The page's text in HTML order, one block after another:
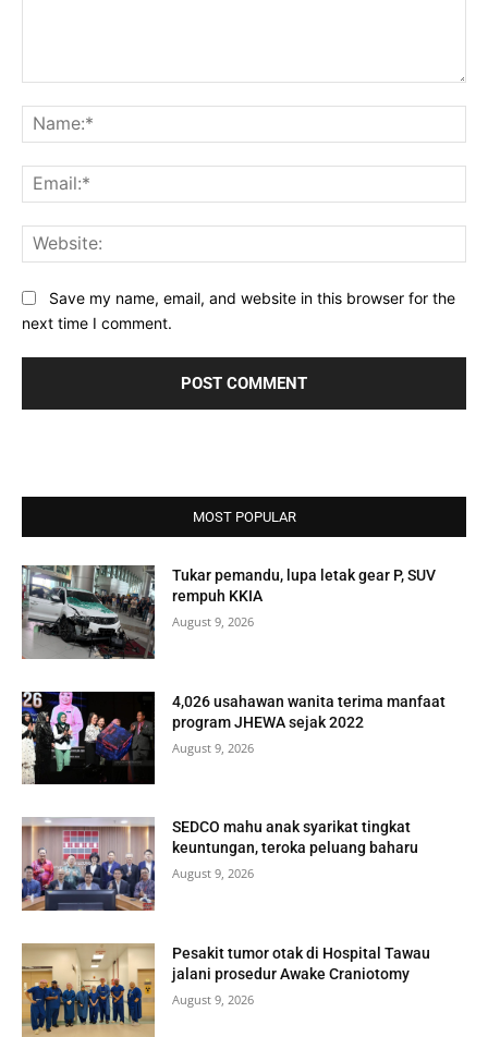
Save my name, email, and website in this browser for the
next time I comment.
MOST POPULAR
Tukar pemandu, lupa letak gear P, SUV
rempuh KKIA
August 9, 2026
4,026 usahawan wanita terima manfaat
program JHEWA sejak 2022
August 9, 2026
SEDCO mahu anak syarikat tingkat
keuntungan, teroka peluang baharu
August 9, 2026
Pesakit tumor otak di Hospital Tawau
jalani prosedur Awake Craniotomy
August 9, 2026